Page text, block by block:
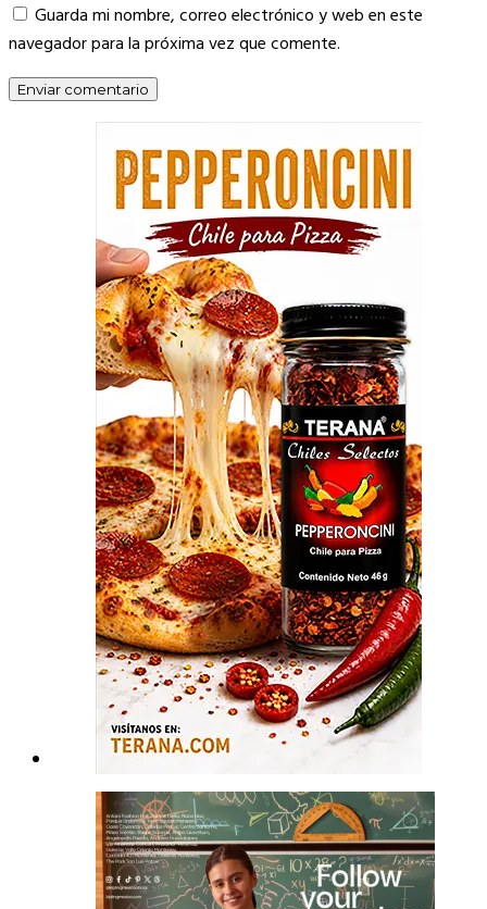
Guarda mi nombre, correo electrónico y web en este
navegador para la próxima vez que comente.